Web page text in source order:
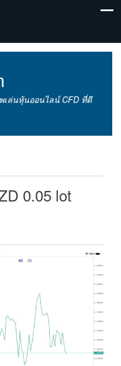
ล่นหุ้นออนไลน์ CFD ที่ดี
0.05 lot